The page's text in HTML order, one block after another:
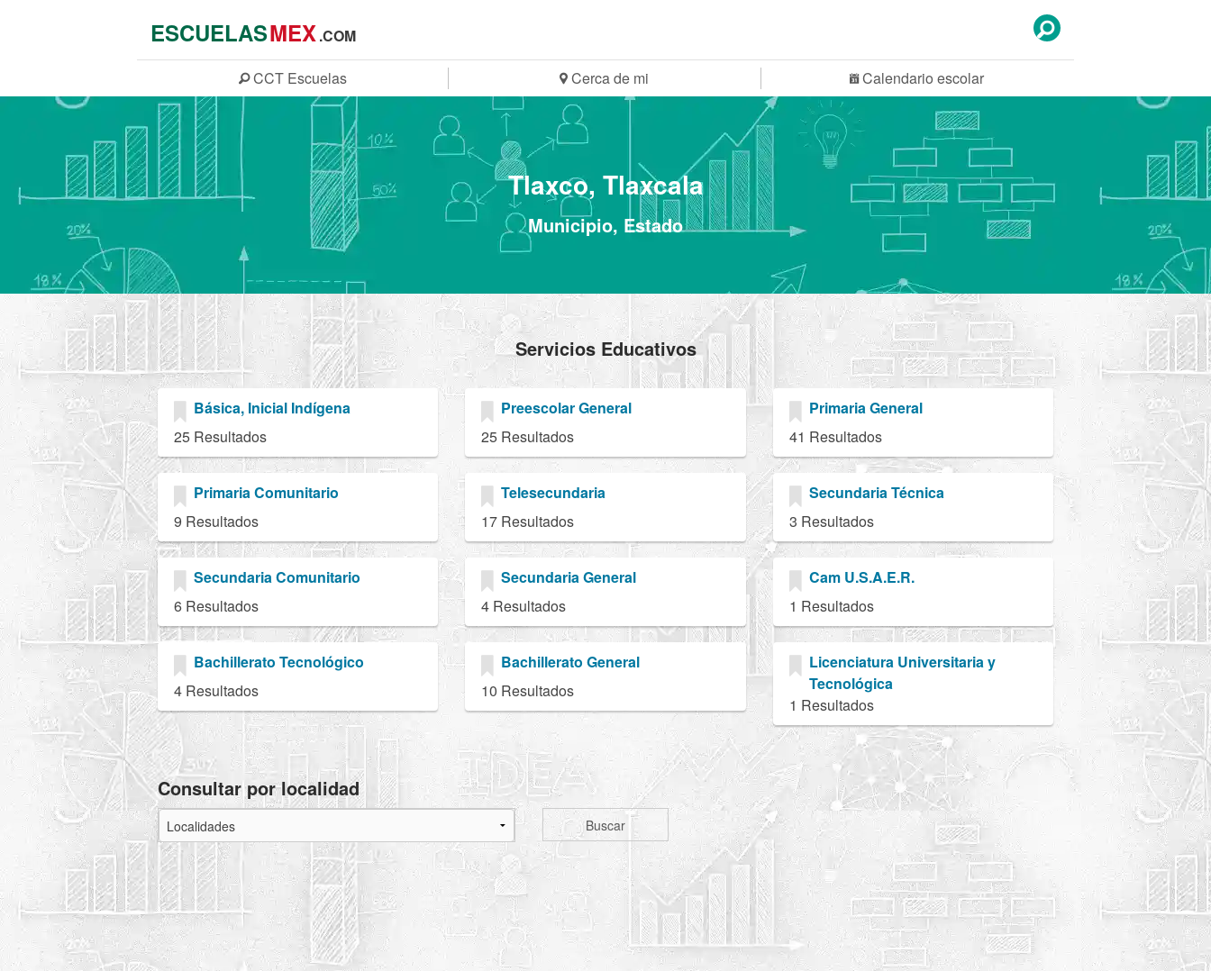
ESCUELASMEX.COM
CCT Escuelas Cerca de mi Calendario escolar
Tlaxco, Tlaxcala
Municipio, Estado
Servicios Educativos
Básica, Inicial Indígena
25 Resultados
Preescolar General
25 Resultados
Primaria General
41 Resultados
Primaria Comunitario
9 Resultados
Telesecundaria
17 Resultados
Secundaria Técnica
3 Resultados
Secundaria Comunitario
6 Resultados
Secundaria General
4 Resultados
Cam U.S.A.E.R.
1 Resultados
Bachillerato Tecnológico
4 Resultados
Bachillerato General
10 Resultados
Licenciatura Universitaria y
Tecnológica
1 Resultados
Consultar por localidad
Buscar